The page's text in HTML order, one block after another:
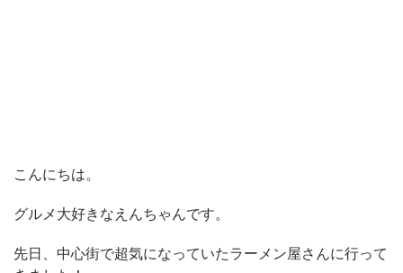
こんにちは。
グルメ大好きなえんちゃんです。
先日、中心街で超気になっていたラーメン屋さんに行って